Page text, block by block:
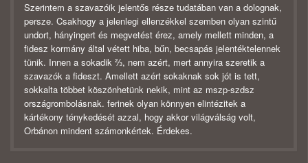
Szerintem a szavazóik jelentős része tudatában van a dolognak,
persze. Csakhogy a jelenlegi ellenzékkel szemben olyan szintű
undort, hányingert és megvetést érez, amely mellett minden, a
fidesz kormány által vétett hiba, bűn, becsapás jelentéktelennek
tünik. Innen a sokadik ⅔, nem azért, mert annyira szeretik a
szavazók a fideszt. Amellett azért sokaknak sok jót is tett,
sokkalta többet köszönhetünk nekik, mint az mszp-szdsz
országrombolásnak. ferinek olyan könnyen elintézitek a
kártékony ténykedését azzal, hogy akkor világválság volt,
Orbánon mindent számonkértek. Érdekes.